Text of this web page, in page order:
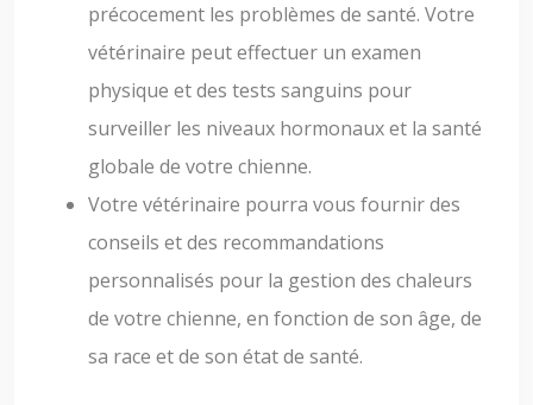
précocement les problèmes de santé. Votre
vétérinaire peut effectuer un examen
physique et des tests sanguins pour
surveiller les niveaux hormonaux et la santé
globale de votre chienne.
Votre vétérinaire pourra vous fournir des
conseils et des recommandations
personnalisés pour la gestion des chaleurs
de votre chienne, en fonction de son âge, de
sa race et de son état de santé.